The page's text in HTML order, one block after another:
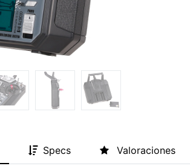
Specs Valoraciones